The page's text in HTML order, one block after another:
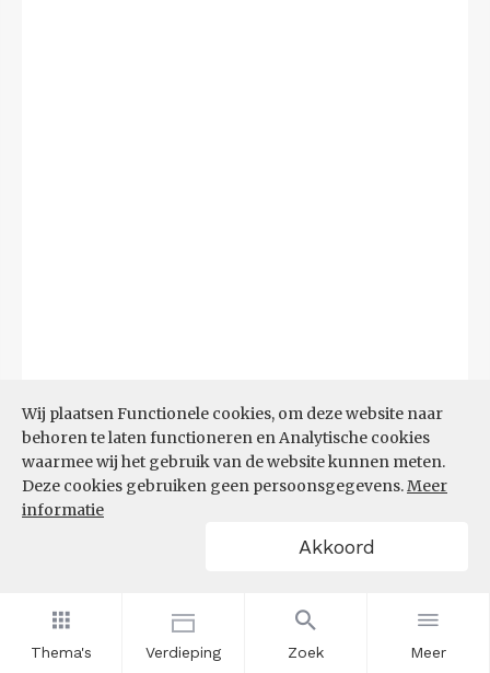
Thema's Verdieping Zoek Meer
Wij plaatsen Functionele cookies, om deze website naar
behoren te laten functioneren en Analytische cookies
waarmee wij het gebruik van de website kunnen meten.
Deze cookies gebruiken geen persoonsgegevens.Meer
informatie
Akkoord
DEMOGRAFISCHE DRUK
Filters